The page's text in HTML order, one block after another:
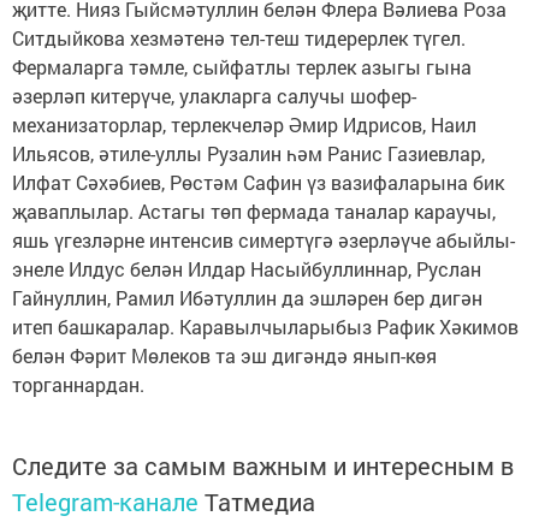
җитте. Нияз Гыйсмәтуллин белән Флера Вәлиева Роза
Ситдыйкова хезмәтенә тел-теш тидерерлек түгел.
Фермаларга тәмле, сыйфатлы терлек азыгы гына
әзерләп китерүче, улакларга салучы шофер-
механизаторлар, терлекчеләр Әмир Идрисов, Наил
Ильясов, әтиле-уллы Рузалин һәм Ранис Газиевлар,
Илфат Сәхәбиев, Рөстәм Сафин үз вазифаларына бик
җаваплылар. Астагы төп фермада таналар караучы,
яшь үгезләрне интенсив симертүгә әзерләүче абыйлы-
энеле Илдус белән Илдар Насыйбуллиннар, Руслан
Гайнуллин, Рамил Ибәтуллин да эшләрен бер дигән
итеп башкаралар. Каравылчыларыбыз Рафик Хәкимов
белән Фәрит Мөлеков та эш дигәндә янып-көя
торганнардан.
Следите за самым важным и интересным в
Telegram-канале Татмедиа